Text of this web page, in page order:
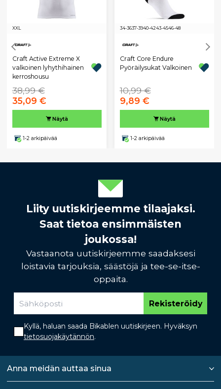
XXL
Craft Active Extreme X
valkoinen lyhythihainen
kerroshousu
38,99 €
35,09 €
Näytä
1-2 arkipäivää
34-3637-3940-4243-4546-48
Craft Core Endure
Pyöräilysukat Valkoinen
10,99 €
9,89 €
Näytä
1-2 arkipäivää
Liity uutiskirjeemme tilaajaksi.
Saat tietoa ensimmäisten
joukossa!
Vastaanota uutiskirjeemme saadaksesi
loistavia tarjouksia, säästöjä ja tee-se-itse-
oppaita.
Rekisteröidy
Kyllä, haluan saada Bikablen uutiskirjeen. Hyväksyn
tietosuojakäytännön.
Anna meidän auttaa sinua